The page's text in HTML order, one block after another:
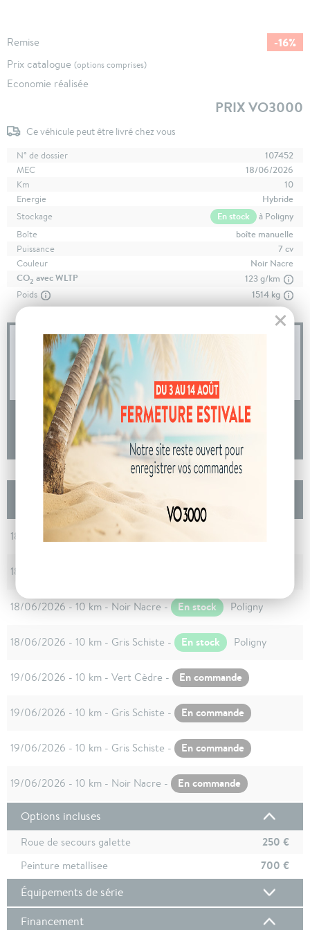
Remise -16%
Prix catalogue (options comprises)
Economie réalisée
PRIX VO3000
Ce véhicule peut être livré chez vous
N° de dossier
107452
MEC
18/06/2026
Km
10
Energie
Hybride
Stockage
En stock
à Poligny
Boîte
boîte manuelle
Puissance
7 cv
Couleur
Noir Nacre
CO2 avec WLTP
123 g/km
Poids
1514 kg
04 73 14 64 14
(Prix d'un appel local)
DEMANDE D'INFORMATIONS
Les autres Dacia BIGSTER Nouveau Mild
Hybrid 140 Expression
18/06/2026 - 10 km - Noir Nacre -
18/06/2026 - 10 km - Noir Nacre -
18/06/2026 - 10 km - Noir Nacre - En stock Poligny
18/06/2026 - 10 km - Gris Schiste - En stock Poligny
19/06/2026 - 10 km - Vert Cèdre - En commande
19/06/2026 - 10 km - Gris Schiste - En commande
19/06/2026 - 10 km - Gris Schiste - En commande
19/06/2026 - 10 km - Noir Nacre - En commande
Options incluses
Roue de secours galette 250 €
Peinture metallisee
700 €
Équipements de série
Financement